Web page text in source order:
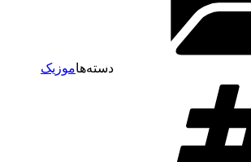
دسته‌هاموزیک